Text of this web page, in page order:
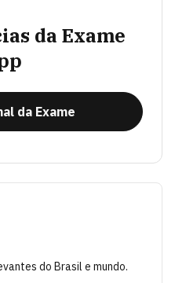
da Exame
da Exame
do Brasil e mundo.